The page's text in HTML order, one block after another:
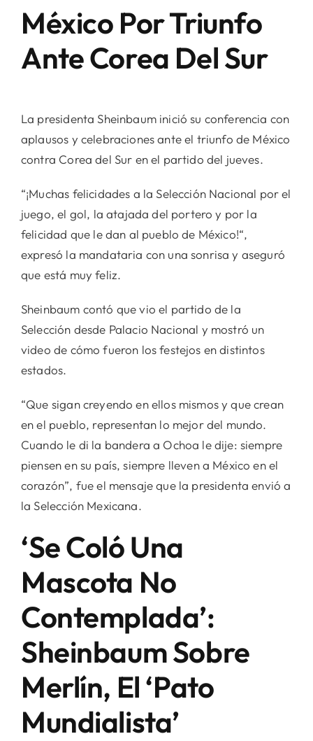
México Por Triunfo
Ante Corea Del Sur
La presidenta Sheinbaum inició su conferencia con
aplausos y celebraciones ante el triunfo de México
contra Corea del Sur en el partido del jueves.
“¡Muchas felicidades a la Selección Nacional por el
juego, el gol, la atajada del portero y por la
felicidad que le dan al pueblo de México!“,
expresó la mandataria con una sonrisa y aseguró
que está muy feliz.
Sheinbaum contó que vio el partido de la
Selección desde Palacio Nacional y mostró un
video de cómo fueron los festejos en distintos
estados.
“Que sigan creyendo en ellos mismos y que crean
en el pueblo, representan lo mejor del mundo.
Cuando le di la bandera a Ochoa le dije: siempre
piensen en su país, siempre lleven a México en el
corazón”, fue el mensaje que la presidenta envió a
la Selección Mexicana.
‘Se Coló Una
Mascota No
Contemplada’:
Sheinbaum Sobre
Merlín, El ‘pato
Mundialista’